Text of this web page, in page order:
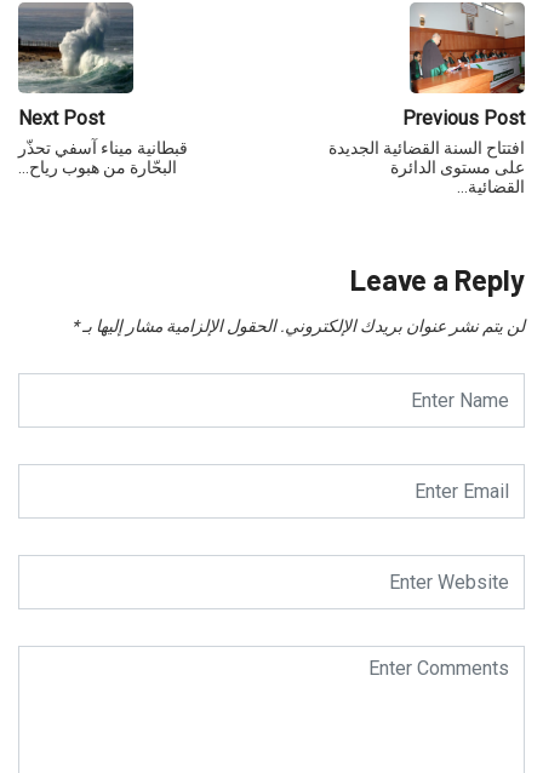
Previous Post
افتتاح السنة القضائية الجديدة
على مستوى الدائرة
القضائية…
Next Post
قبطانية ميناء آسفي تحذّر
البحّارة من هبوب رياح…
Leave a Reply
لن يتم نشر عنوان بريدك الإلكتروني. الحقول الإلزامية مشار إليها بـ*